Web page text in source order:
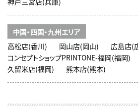
中国・四国・九州エリア
高松店(香川)
岡山店(岡山)
広島店(
コンセプトショップPRINTONE-福岡(福岡)
久留米店(福岡)
熊本店(熊本)